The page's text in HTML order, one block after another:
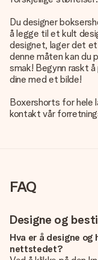
Du designer
å legge til et kult
designet, lager det
denne måten kan du
smak! Begynn raskt
dine med et bilde!
Boxershorts for hele
kontakt vår
FAQ
Designe og
Hva er å designe
nettstedet?